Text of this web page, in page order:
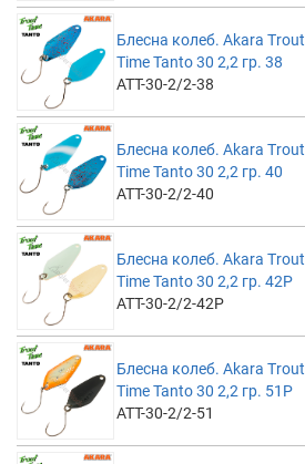
Блесна колеб. Akara Trout
Time Tanto 30 2,2 гр. 38
ATT-30-2/2-38
Блесна колеб. Akara Trout
Time Tanto 30 2,2 гр. 40
ATT-30-2/2-40
Блесна колеб. Akara Trout
Time Tanto 30 2,2 гр. 42P
ATT-30-2/2-42P
Блесна колеб. Akara Trout
Time Tanto 30 2,2 гр. 51P
ATT-30-2/2-51